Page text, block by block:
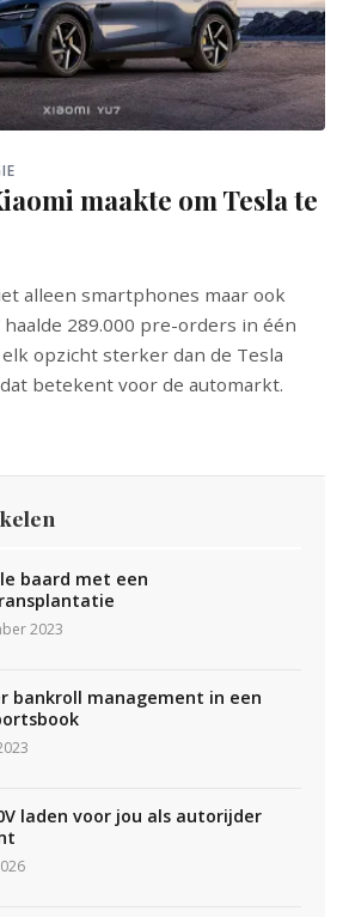
maakte om Tesla te
alleen smartphones maar ook
haalde 289.000 pre-orders in één
opzicht sterker dan de Tesla
betekent voor de automarkt.
baard met een
2023
bankroll management in een
laden voor jou als autorijder